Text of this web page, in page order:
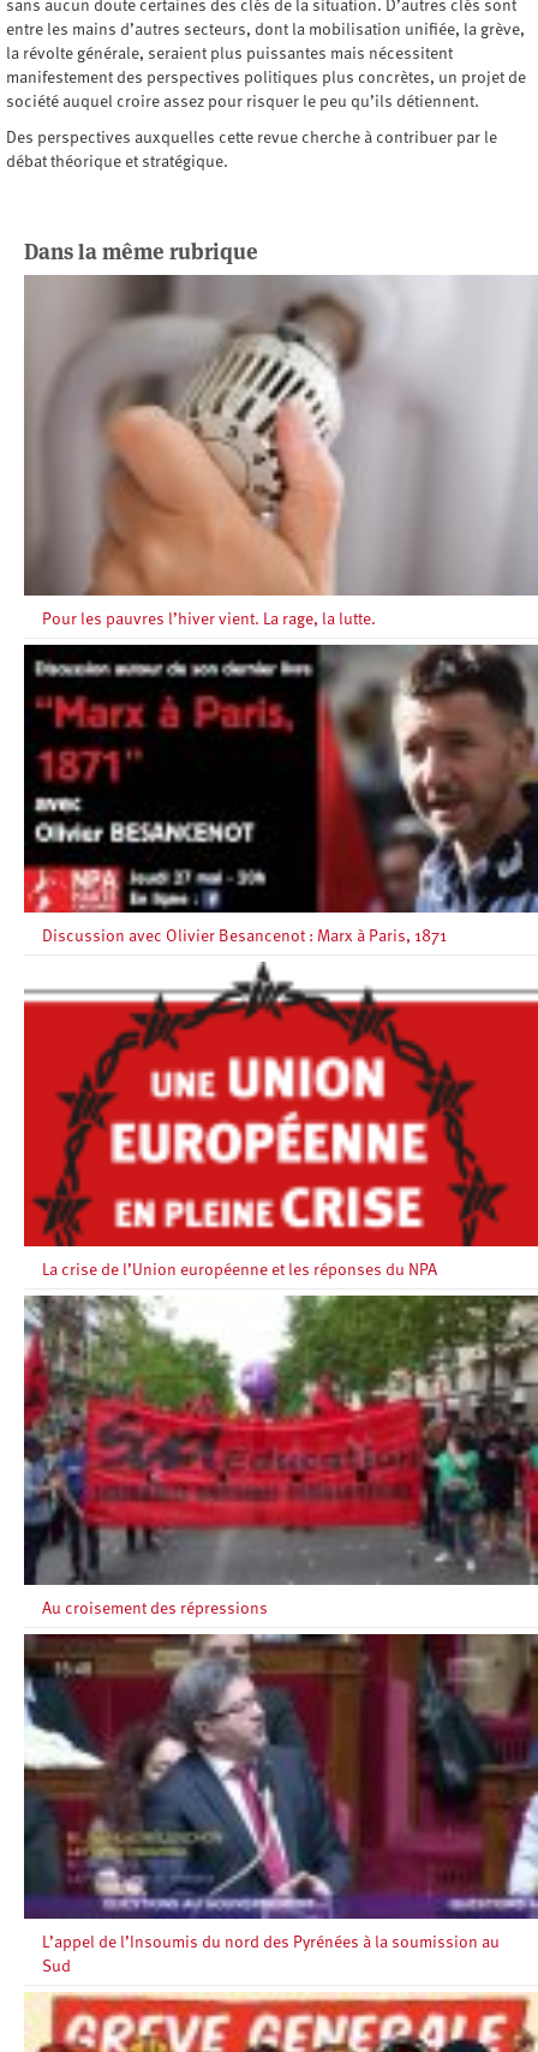
sans aucun doute certaines des clés de la situation. D’autres clés sont
entre les mains d’autres secteurs, dont la mobilisation unifiée, la grève,
la révolte générale, seraient plus puissantes mais nécessitent
manifestement des perspectives politiques plus concrètes, un projet de
société auquel croire assez pour risquer le peu qu’ils détiennent.
Des perspectives auxquelles cette revue cherche à contribuer par le
débat théorique et stratégique.
Dans la même rubrique
Pour les pauvres l’hiver vient. La rage, la lutte.
Discussion avec Olivier Besancenot : Marx à Paris, 1871
La crise de l’Union européenne et les réponses du NPA
Au croisement des répressions
L’appel de l’Insoumis du nord des Pyrénées à la soumission au
Sud